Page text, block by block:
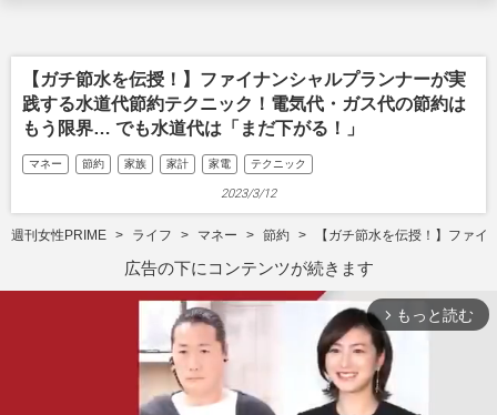
【ガチ節水を伝授！】ファイナンシャルプランナーが実
践する水道代節約テクニック！電気代・ガス代の節約は
もう限界… でも水道代は「まだ下がる！」
マネー 節約 家族 家計 家電 テクニック
2023/3/12
週刊女性PRIME ライフ マネー 節約 【ガチ節水を伝授！】ファ
広告の下にコンテンツが続きます
arrow_forward_ios もっと読む